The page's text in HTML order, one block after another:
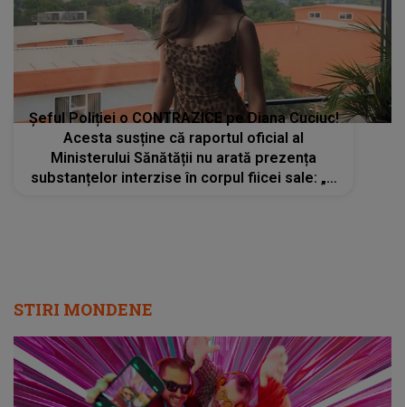
Șeful Poliției o CONTRAZICE pe Diana Cuciuc!
Acesta susține că raportul oficial al
Ministerului Sănătății nu arată prezența
substanțelor interzise în corpul fiicei sale: „A
STIRI MONDENE